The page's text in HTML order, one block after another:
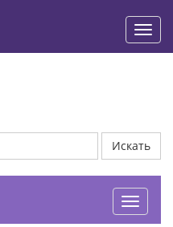
Искать